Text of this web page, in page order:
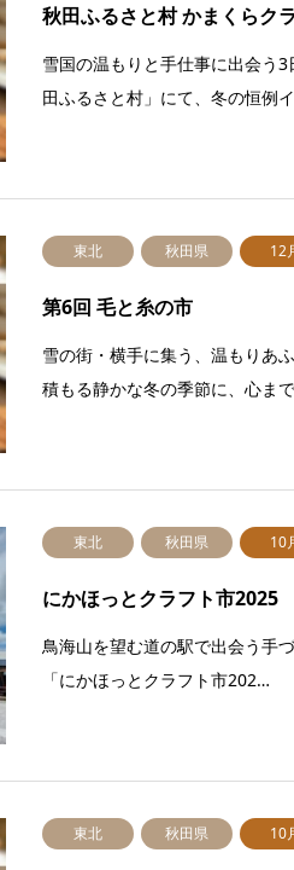
秋田ふるさと村 かまくらク
雪国の温もりと手仕事に出会う
田ふるさと村」にて、冬の恒例
東北 秋田県 12
第6回 毛と糸の市
雪の街・横手に集う、温もりあ
積もる静かな冬の季節に、心ま
東北 秋田県 10
にかほっとクラフト市2025
鳥海山を望む道の駅で出会う手
「にかほっとクラフト市202…
東北 秋田県 10